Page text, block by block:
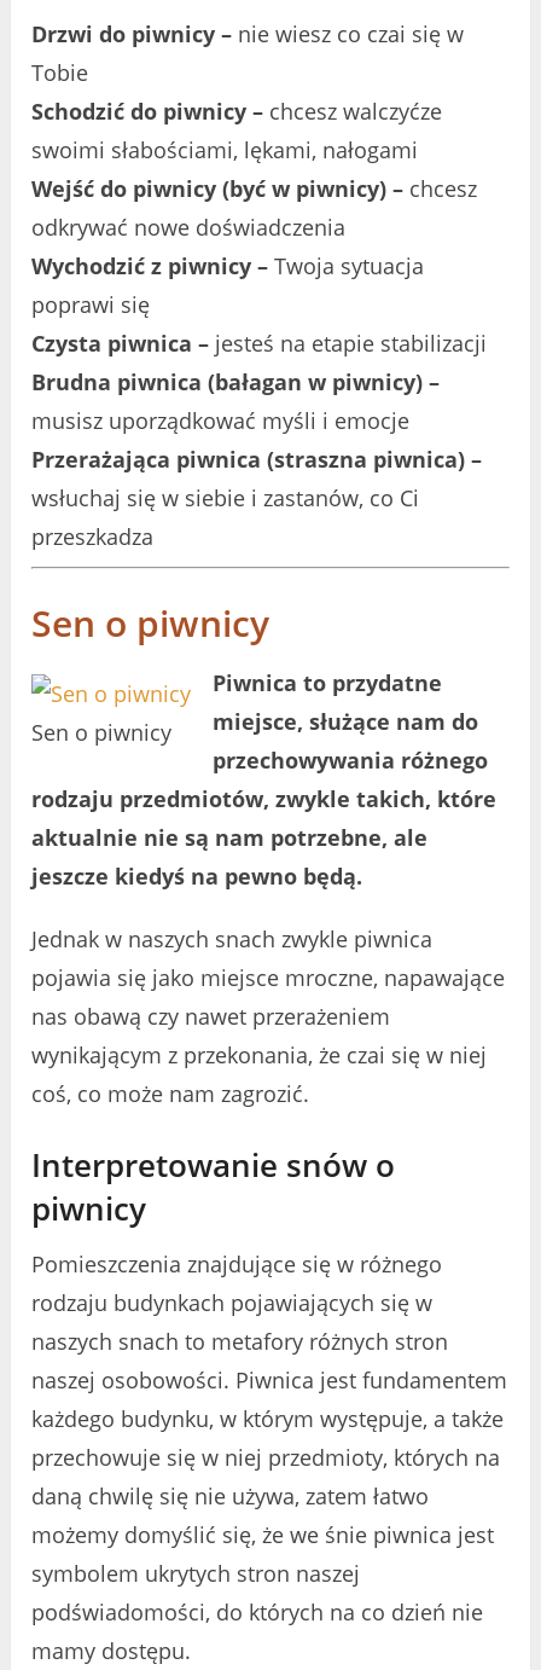
Drzwi do piwnicy – nie wiesz co czai się w
Tobie
Schodzić do piwnicy – chcesz walczyćze
swoimi słabościami, lękami, nałogami
Wejść do piwnicy (być w piwnicy) – chcesz
odkrywać nowe doświadczenia
Wychodzić z piwnicy –Twoja sytuacja
poprawi się
Czysta piwnica – jesteś na etapie stabilizacji
Brudna piwnica (bałagan w piwnicy) –
musisz uporządkować myśli i emocje
Przerażająca piwnica (straszna piwnica) –
wsłuchaj się w siebie i zastanów, co Ci
przeszkadza
Sen o piwnicy
Sen o piwnicy
Piwnica to przydatne
miejsce, służące nam do
przechowywania różnego
rodzaju przedmiotów, zwykle takich, które
aktualnie nie są nam potrzebne, ale
jeszcze kiedyś na pewno będą.
Jednak w naszych snach zwykle piwnica
pojawia się jako miejsce mroczne, napawające
nas obawą czy nawet przerażeniem
wynikającym z przekonania, że czai się w niej
coś, co może nam zagrozić.
Interpretowanie snów o
piwnicy
Pomieszczenia znajdujące się w różnego
rodzaju budynkach pojawiających się w
naszych snach to metafory różnych stron
naszej osobowości. Piwnica jest fundamentem
każdego budynku, w którym występuje, a także
przechowuje się w niej przedmioty, których na
daną chwilę się nie używa, zatem łatwo
możemy domyślić się, że we śnie piwnica jest
symbolem ukrytych stron naszej
podświadomości, do których na co dzień nie
mamy dostępu.